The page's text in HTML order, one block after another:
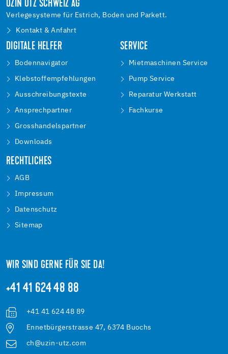
UZIN UTZ SCHWEIZ AG
Verlegesysteme für Estrich, Boden und Parkett.
Kontakt & Anfahrt
DIGITALE HELFER
Bodennavigator
Klebstoffempfehlungen
Ausschreibungstexte
Ansprechpartner
Grosshandelspartner
Downloads
SERVICE
Mietmaschinen Service
Pump Service
Reparatur Werkstatt
Fachkurse
RECHTLICHES
AGB
Impressum
Datenschutz
Sitemap
WIR SIND GERNE FÜR SIE DA!
+41 41 624 48 88
+41 41 624 48 89
Ennetbürgerstrasse 47, 6374 Buochs
ch@uzin-utz.com